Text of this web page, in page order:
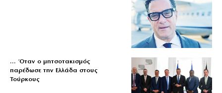
… Όταν ο μητσοτακισμός
παρέδωσε την Ελλάδα στους
Τούρκους